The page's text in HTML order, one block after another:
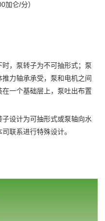
加仑/分）
，泵转子为不可抽形式；泵
力轴承承受，泵和电机之间
一个基础层上，泵吐出布置
设计为可抽形式或泵轴向水
联系进行特殊设计。